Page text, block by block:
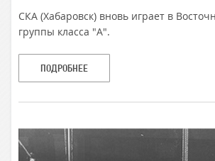
СКА (Хабаровск) вновь играет в
группы класса "А".
ПОДРОБНЕЕ